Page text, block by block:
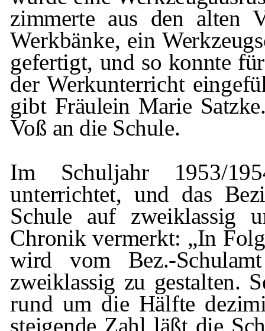
zimmerte aus den alten
Werkbänke, ein
gefertigt, und so konnte
der Werkunterricht
gibt Fräulein Marie Satzke
Voß an die Schule.
Im Schuljahr 1953/
unterrichtet, und das
Schule auf zweiklassig
Chronik vermerkt: „In
wird vom Bez.-
zweiklassig zu gestalten.
rund um die Hälfte
steigende Zahl läßt die